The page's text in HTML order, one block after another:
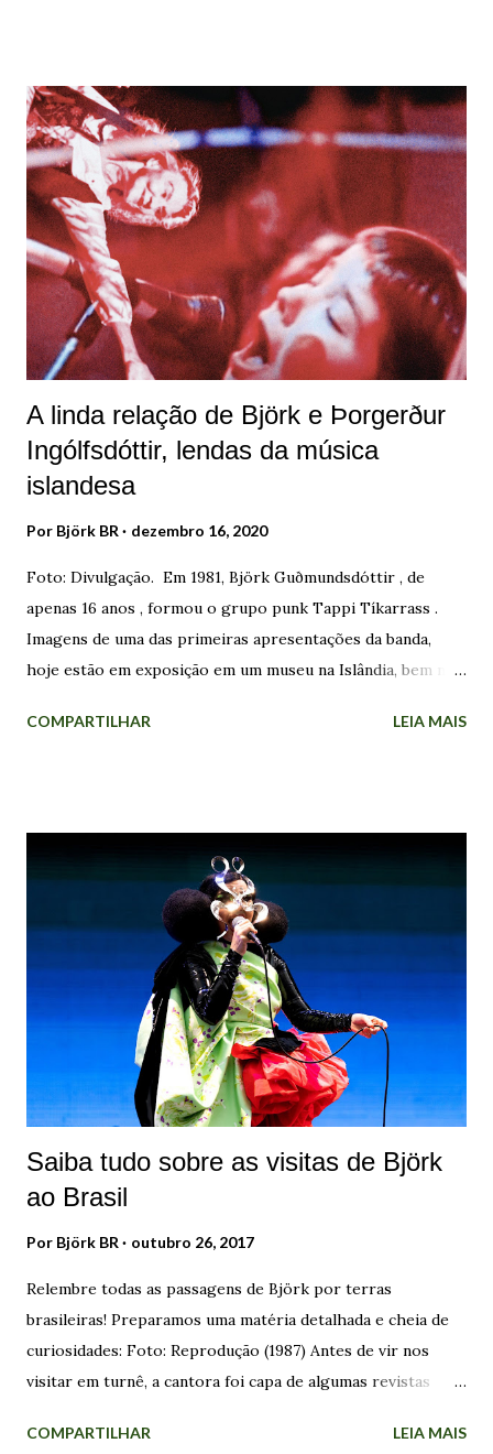
entrevista ao podcast Sonic Symbolism: "Eu só poderia
fazer isso com algum tipo de senso de humor,
transformando-o em algo como uma história de mitologia.
O álbum tem melodias e coisas que eu escrevi durante anos,
então trouxe muitas memórias desse período. Eu
funcionava muito pelo impulso e instinto". Foto: Jean-
Baptiste Mondino. Para Björk, as palavras que descrevem
"Debut" são: Tímido, iniciante, o mensageiro, humildade,
prata, mohair (ou ango...
A linda relação de Björk e Þorgerður
Ingólfsdóttir, lendas da música
islandesa
Por Björk BR dezembro 16, 2020
Foto: Divulgação. Em 1981, Björk Guðmundsdóttir , de
apenas 16 anos , formou o grupo punk Tappi Tíkarrass .
Imagens de uma das primeiras apresentações da banda,
hoje estão em exposição em um museu na Islândia, bem no
microfone vestida como uma boneca de porcelana. As
Laugardalshöll, abrindo espaço para uma subcultura com a
qual dezenas de jovens encontraram sua identidade.
Enquanto o Tappi Tíkarrass atuava na cena underground ,
Björk começou a cantar com um outro grupo de jovens. O
coral Hamrahlíð foi fundado em 1982 por Þorgerður
Ingólfsdóttir , que continua sendo sua maestrina até hoje.
Com muita dedicação, ela formou milhares de musicistas na
região, conquistando o respeito e a admiração de seus
conterrâneos, bem como de outras pessoas em várias
partes d...
COMPARTILHAR LEIA MAIS
Saiba tudo sobre as visitas de Björk
ao Brasil
Por Björk BR outubro 26, 2017
Relembre todas as passagens de Björk por terras
brasileiras! Preparamos uma matéria detalhada e cheia de
curiosidades: Foto: Reprodução (1987) Antes de vir nos
visitar em turnê, a cantora foi capa de algumas revistas
de Dezembro de 1989 . A divulgação do trabalho dela por
COMPARTILHAR LEIA MAIS